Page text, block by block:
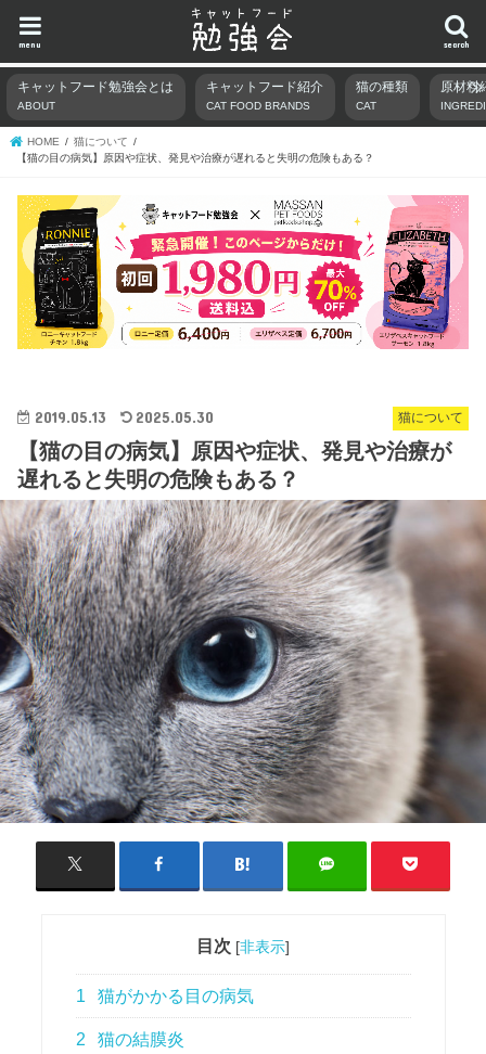
search
menu
キャットフード勉強会とは
ABOUT
キャットフード紹介
CAT FOOD BRANDS
猫の種類
CAT
原材料
HOME
猫について
【猫の目の病気】原因や症状、発見や治療が遅れると失明の危険もある？
猫について
2019.05.13 2025.05.30
【猫の目の病気】原因や症状、発見や治療が
遅れると失明の危険もある？
目次 [非表示]
1 猫がかかる目の病気
2 猫の結膜炎